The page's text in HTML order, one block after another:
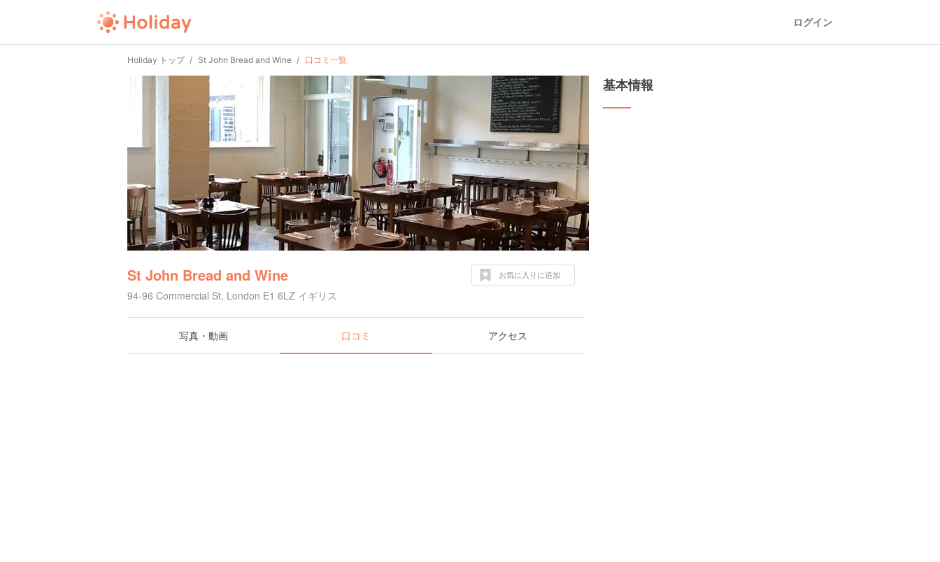
ログイン
Holiday トップ St John Bread and Wine 口コミ一覧
St John Bread and Wine
94-96 Commercial St, London E1 6LZ イギリス
お気に入りに追加
写真・動画 口コミ アクセス
基本情報